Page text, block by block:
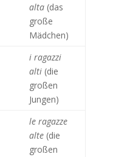
alta(das
große
Mädchen)
i ragazzi
alti(die
großen
Jungen)
le ragazze
alte(die
großen